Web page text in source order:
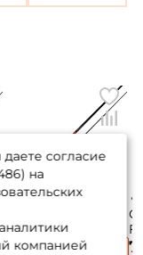
Spider Z-10 221см.
16-80гр. 178гр. fast
7
согласие
на
компанией